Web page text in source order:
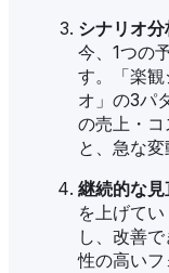
シナリオ
今、1つの
す。「楽
オ」の3パ
の売上・コ
と、急な変
継続的な
を上げて
し、改善
性の高いフ